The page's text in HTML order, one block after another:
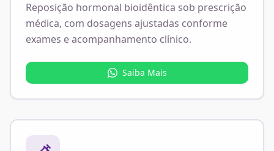
Reposição hormonal bioidêntica sob prescrição
médica, com dosagens ajustadas conforme
exames e acompanhamento clínico.
Saiba Mais